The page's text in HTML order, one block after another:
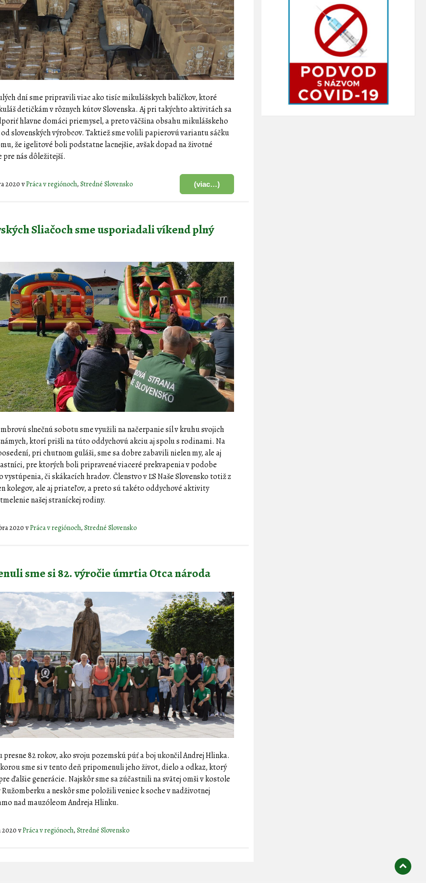
dní sme pripravili viac ako tisíc mikulášskych balíčkov, ktoré
detičkám v rôznych kútov Slovenska. Aj pri takýchto aktivitách sa
hlavne domáci priemysel, a preto väčšina obsahu mikulášskeho
slovenských výrobcov. Taktiež sme volili papierovú variantu sáčku
že igelitové boli podstatne lacnejšie, avšak dopad na životné
pre nás dôležitejší.
(viac…)
2020vPráca v regiónoch,Stredné Slovensko
Sliačoch sme usporiadali víkend plný
slnečnú sobotu sme využili na načerpanie síl v kruhu svojich
ktorí prišli na túto oddychovú akciu aj spolu s rodinami. Na
pri chutnom guláši, sme sa dobre zabavili nielen my, ale aj
pre ktorých boli pripravené viaceré prekvapenia v podobe
vystúpenia, či skákacích hradov. Členstvo v ĽS Naše Slovensko totiž z
kolegov, ale aj priateľov, a preto sú takéto oddychové aktivity
našej straníckej rodiny.
2020vPráca v regiónoch,Stredné Slovensko
sme si 82. výročie úmrtia Otca národa
presne 82 rokov, ako svoju pozemskú púť a boj ukončil Andrej Hlinka.
sme si v tento deň pripomenuli jeho život, dielo a odkaz, ktorý
ďalšie generácie. Najskôr sme sa zúčastnili na svätej omši v kostole
Ružomberku a neskôr sme položili veniec k soche v nadživotnej
nad mauzóleom Andreja Hlinku.
2020vPráca v regiónoch,Stredné Slovensko